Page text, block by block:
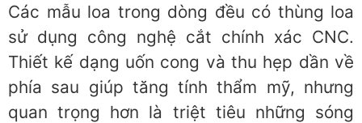
Các mẫu loa trong dòng đều có thùng loa
sử dụng công nghệ cắt chính xác CNC.
Thiết kế dạng uốn cong và thu hẹp dần về
phía sau giúp tăng tính thẩm mỹ, nhưng
quan trọng hơn là triệt tiêu những sóng